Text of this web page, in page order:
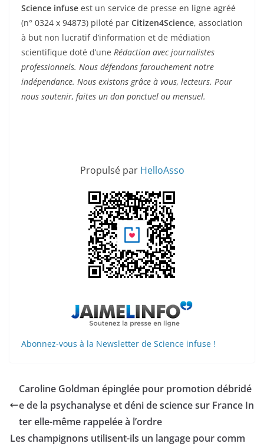
Science infuse est un service de presse en ligne agréé
(n° 0324 x 94873) piloté par Citizen4Science, association
à but non lucratif d’information et de médiation
scientifique doté d’une Rédaction avec journalistes
professionnels. Nous défendons farouchement notre
indépendance. Nous existons grâce à vous, lecteurs. Pour
nous soutenir, faites un don ponctuel ou mensuel.
Propulsé par HelloAsso
Abonnez-vous à la Newsletter de Science infuse !
Caroline Goldman épinglée pour promotion débridé
e de la psychanalyse et déni de science sur France In
ter elle-même rappelée à l’ordre
Les champignons utilisent-ils un langage pour comm